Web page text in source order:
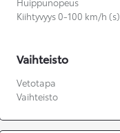
Kiihtyvyys 0-100 km/h (s)
Vaihteisto
Vetotapa
Vaihteisto